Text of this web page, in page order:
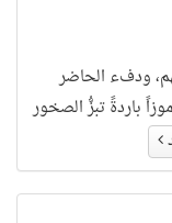
ودفء الحاضر
باردةً تبزُّ الصخور